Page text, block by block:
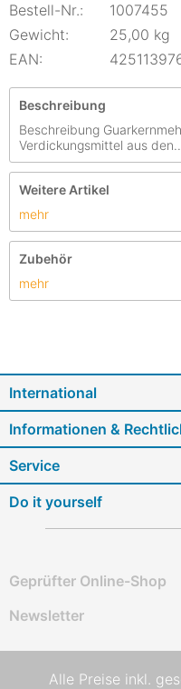
Bestell-Nr.:
1007455
Gewicht:
25,00 kg
EAN:
Beschreibung
Beschreibung
Verdickungsmittel aus
Weitere Artikel
mehr
Zubehör
mehr
International
Informationen &
Service
Do it yourself
Geprüfter Online-Shop
Newsletter
Alle Preise inkl.